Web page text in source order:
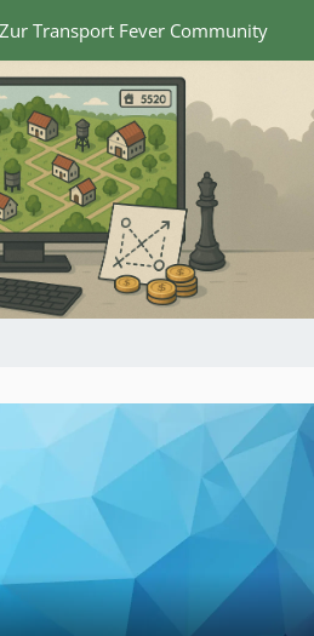
Zur Transport Fever Community